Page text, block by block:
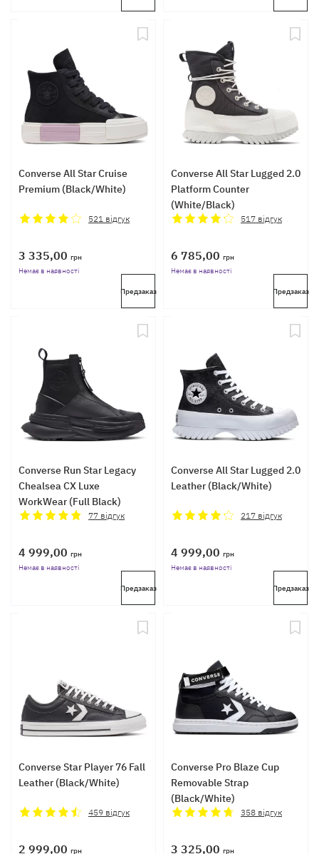
Converse All Star Cruise
Premium (Black/White)
521 відгук
3 335,00 грн
Немає в наявності
Предзаказ
Converse All Star Lugged 2.0
Platform Counter
(White/Black)
517 відгук
6 785,00 грн
Немає в наявності
Предзаказ
Converse Run Star Legacy
Chealsea CX Luxe
WorkWear (Full Black)
77 відгук
4 999,00 грн
Немає в наявності
Предзаказ
Converse All Star Lugged 2.0
Leather (Black/White)
217 відгук
4 999,00 грн
Немає в наявності
Предзаказ
Converse Star Player 76 Fall
Leather (Black/White)
459 відгук
2 999,00 грн
Converse Pro Blaze Cup
Removable Strap
(Black/White)
358 відгук
3 325,00 грн